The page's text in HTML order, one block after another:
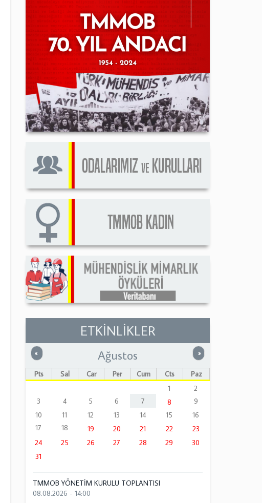
ETKİNLİKLER
« Önceki »Sonraki
Ağustos
Pts Sal Çar Per Cum Cts
Paz
1
2
3
4 5 6 7 8
9
10
11 12 13 14 15
16
17
18 19 20 21 22
23
24
25 26 27 28 29
30
31
TMMOB YÖNETİM KURULU TOPLANTISI
08.08.2026 - 14:00